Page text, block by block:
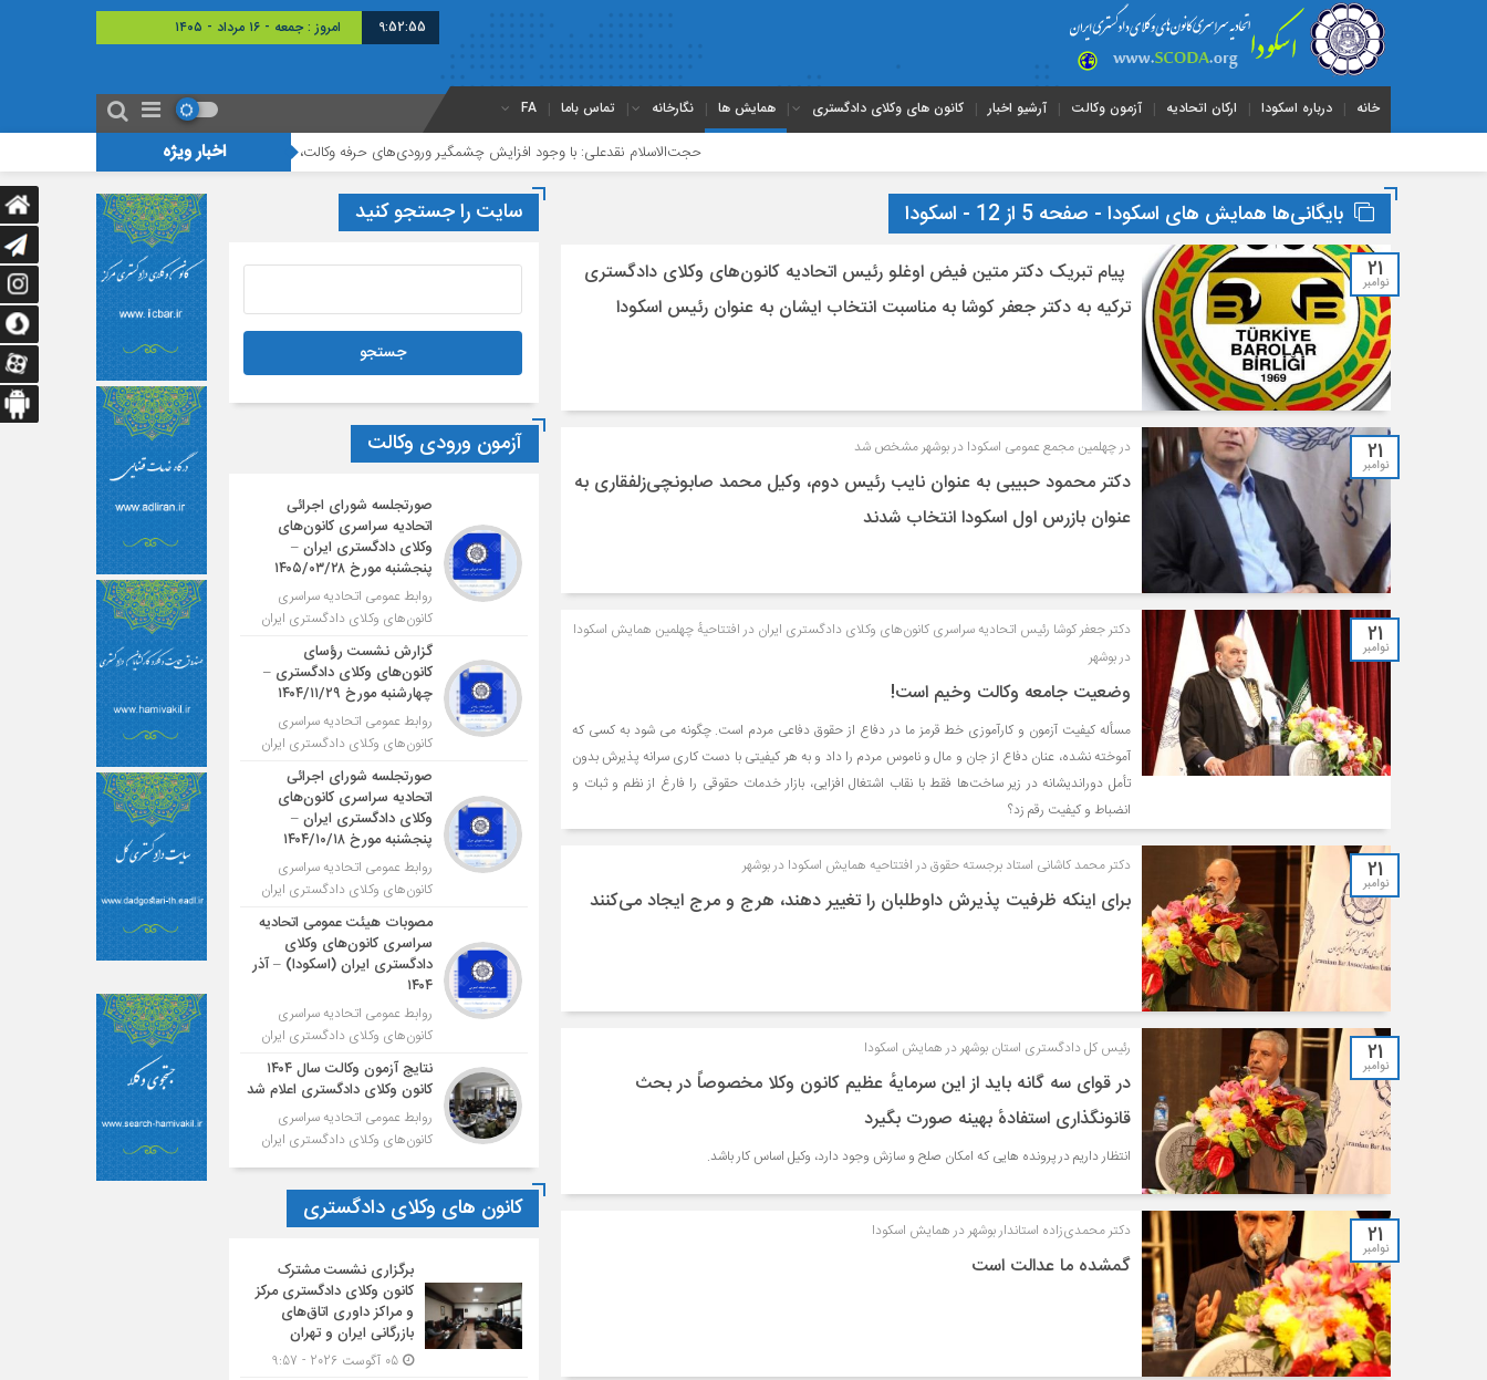
9:52:55 امروز : جمعه - ۱۶ مرداد - ۱۴۰۵
خانه درباره اسکودا ارکان اتحادیه آزمون وکالت آرشیو اخبار کانون های وکلای دادگستری همایش ها نگارخانه تماس باما FA
اخبار ویژه
حجت‌الاسلام نقدعلی: با وجود افزایش چشمگیر ورودی‌های حرفه وکالت، هدف طراحان قانون تسهیل محقق نشده است
بایگانی‌ها همایش های اسکودا - صفحه 5 از 12 - اسکودا
21
نوامبر
پیام تبریک دکتر متین فیض اوغلو رئیس اتحادیه کانون‌های وکلای دادگستری
ترکیه به دکتر جعفر کوشا به مناسبت انتخاب ایشان به عنوان رئیس اسکودا
21
نوامبر
در چهلمین مجمع عمومی اسکودا در بوشهر مشخص شد
دکتر محمود حبیبی به عنوان نایب رئیس دوم، وکیل محمد صابونچی‌زلفقاری به
عنوان بازرس اول اسکودا انتخاب شدند
21
نوامبر
دکتر جعفر کوشا رئیس اتحادیه سراسری کانون‌های وکلای دادگستری ایران در افتتاحیهٔ چهلمین همایش اسکودا
در بوشهر
وضعیت جامعه وکالت وخیم است!
مسأله کیفیت آزمون و کارآموزی خط قرمز ما در دفاع از حقوق دفاعی مردم است. چگونه می شود به کسی که
آموخته نشده، عنان دفاع از جان و مال و ناموس مردم را داد و به هر کیفیتی با دست کاری سرانه پذیرش بدون
تأمل دوراندیشانه در زیر ساخت‌ها فقط با نقاب اشتغال افزایی، بازار خدمات حقوقی را فارغ از نظم و ثبات و
انضباط و کیفیت رقم زد؟
21
نوامبر
دکتر محمد کاشانی استاد برجسته حقوق در افتتاحیه همایش اسکودا در بوشهر
برای اینکه ظرفیت پذیرش داوطلبان را تغییر دهند، هرج و مرج ایجاد می‌کنند
21
نوامبر
رئیس کل دادگستری استان بوشهر در همایش اسکودا
در قوای سه گانه باید از این سرمایهٔ عظیم کانون وکلا مخصوصاً در بحث
قانونگذاری استفادهٔ بهینه صورت بگیرد
انتظار داریم در پرونده هایی که امکان صلح و سازش وجود دارد، وکیل اساس کار باشد.
21
نوامبر
دکتر محمدی‌زاده استاندار بوشهر در همایش اسکودا
گمشده ما عدالت است
سایت را جستجو کنید
آزمون ورودی وکالت
صورتجلسه شورای اجرائی
اتحادیه سراسری کانون‌های
وکلای دادگستری ایران –
پنجشنبه مورخ ۱۴۰۵/۰۳/۲۸
روابط عمومی اتحادیه سراسری
کانون‌های وکلای دادگستری ایران
گزارش نشست رؤسای
کانون‌های وکلای دادگستری –
چهارشنبه مورخ ۱۴۰۴/۱۱/۲۹
روابط عمومی اتحادیه سراسری
کانون‌های وکلای دادگستری ایران
صورتجلسه شورای اجرائی
اتحادیه سراسری کانون‌های
وکلای دادگستری ایران –
پنجشنبه مورخ ۱۴۰۴/۱۰/۱۸
روابط عمومی اتحادیه سراسری
کانون‌های وکلای دادگستری ایران
مصوبات هیئت عمومی اتحادیه
سراسری کانون‌های وکلای
دادگستری ایران (اسکودا) – آذر
۱۴۰۴
روابط عمومی اتحادیه سراسری
کانون‌های وکلای دادگستری ایران
نتایج آزمون وکالت سال ۱۴۰۴
کانون وکلای دادگستری اعلام شد
روابط عمومی اتحادیه سراسری
کانون‌های وکلای دادگستری ایران
کانون های وکلای دادگستری
برگزاری نشست مشترک
کانون وکلای دادگستری مرکز
و مراکز داوری اتاق‌های
بازرگانی ایران و تهران